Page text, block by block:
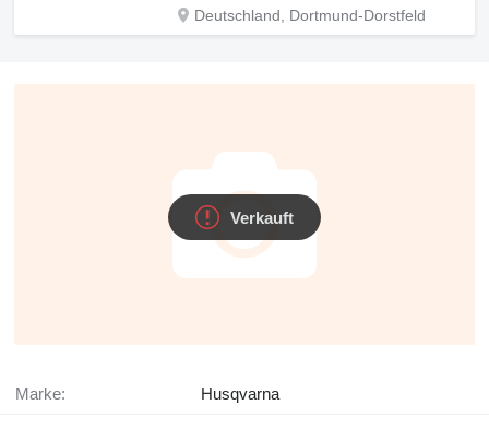
Deutschland, Dortmund-Dorstfeld
Verkauft
Marke: Husqvarna